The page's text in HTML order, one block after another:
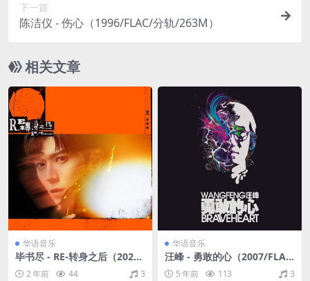
下一篇
陈洁仪 - 伤心（1996/FLAC/分轨/263M）
相关文章
华语音乐
毕书尽 - RE-转身之后（2021/
FLAC/分轨/216M）
2 年前 44 3
华语音乐
汪峰 - 勇敢的心（2007/FLA
C/分轨/307M）
5 年前 113 3